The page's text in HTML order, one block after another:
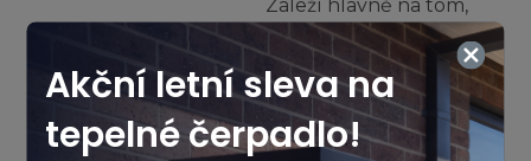
Záleží hlavně na tom,
kde bydlíte a jaké tam
máte podmínky. Někde
je lepší čerpat teplo ze
vzduchu, jinde zase ze
země nebo z vody. Taky
Akční letní sleva na
tepelné čerpadlo!28% Vyplněno